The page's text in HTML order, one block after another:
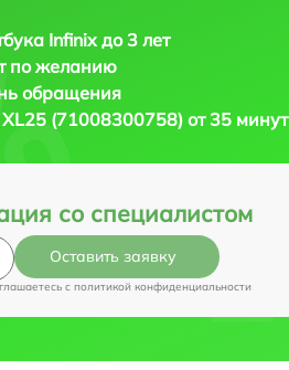
Infinix до 3 лет
по желанию
обращения
(71008300758) от 35 минут
со специалистом
Оставить заявку
c политикой конфиденциальности